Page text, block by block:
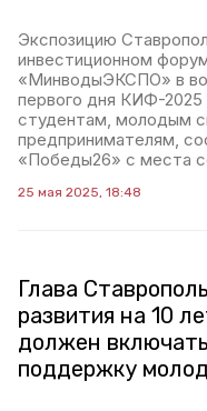
Экспозицию
инвестиционном
«МинводыЭКСПО» в
первого дня КИФ-
студентам, молодым
предпринимателям,
«Победы26» с места
25 мая 2025, 18:48
Глава
развития на 10
должен включать
поддержку